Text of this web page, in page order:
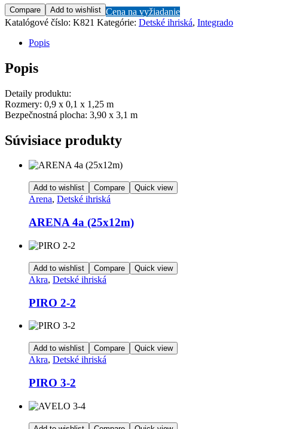
Compare Add to wishlist Cena na vyžiadanie
Katalógové číslo: K821 Kategórie: Detské ihriská, Integrado
Popis
Popis
Detaily produktu:
Rozmery: 0,9 x 0,1 x 1,25 m
Bezpečnostná plocha: 3,90 x 3,1 m
Súvisiace produkty
Add to wishlist Compare Quick view
Arena, Detské ihriská
ARENA 4a (25x12m)
Add to wishlist Compare Quick view
Akra, Detské ihriská
PIRO 2-2
Add to wishlist Compare Quick view
Akra, Detské ihriská
PIRO 3-2